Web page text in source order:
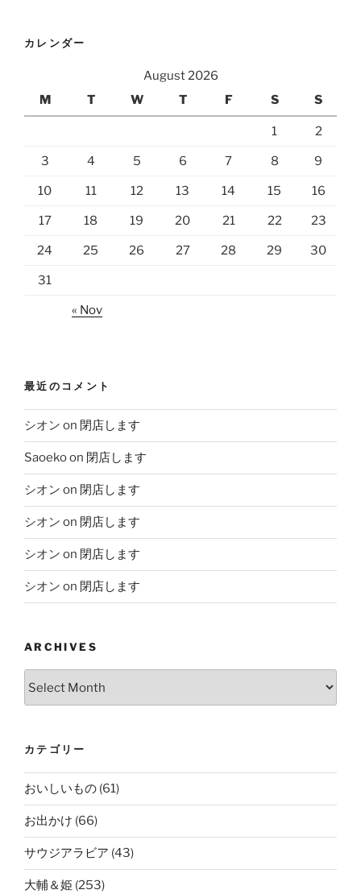
カレンダー
August 2026
M
T W T F S S
1 2
3 4 5 6 7 8 9
10 11 12 13 14 15 16
17 18 19 20 21 22 23
24 25 26 27 28 29 30
31
« Nov
最近のコメント
シオン on 閉店します
Saoekoon 閉店します
シオン on 閉店します
シオン on 閉店します
シオン on 閉店します
シオン on 閉店します
ARCHIVES
カテゴリー
おいしいもの (61)
お出かけ (66)
サウジアラビア (43)
大輔＆姫 (253)